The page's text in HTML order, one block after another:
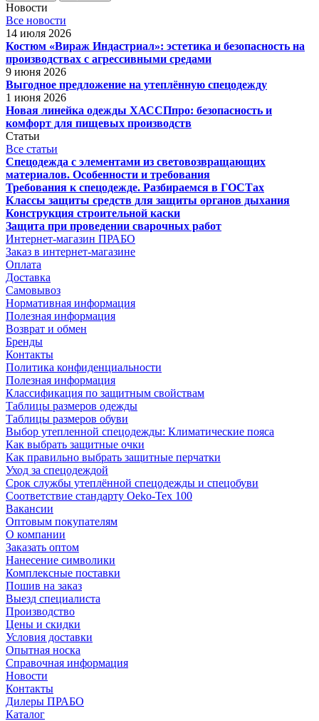
Новости
Все новости
14 июля 2026
Костюм «Вираж Индастриал»: эстетика и безопасность на
производствах с агрессивными средами
9 июня 2026
Выгодное предложение на утеплённую спецодежду
1 июня 2026
Новая линейка одежды ХАССПпро: безопасность и
комфорт для пищевых производств
Статьи
Все статьи
Спецодежда с элементами из световозвращающих
материалов. Особенности и требования
Требования к спецодежде. Разбираемся в ГОСТах
Классы защиты средств для защиты органов дыхания
Конструкция строительной каски
Защита при проведении сварочных работ
Интернет-магазин ПРАБО
Заказ в интернет-магазине
Оплата
Доставка
Самовывоз
Нормативная информация
Полезная информация
Возврат и обмен
Бренды
Контакты
Политика конфиденциальности
Полезная информация
Классификация по защитным свойствам
Таблицы размеров одежды
Таблицы размеров обуви
Выбор утепленной спецодежды: Климатические пояса
Как выбрать защитные очки
Как правильно выбрать защитные перчатки
Уход за спецодеждой
Срок службы утеплённой спецодежды и спецобуви
Соответствие стандарту Oeko-Tex 100
Вакансии
Оптовым покупателям
О компании
Заказать оптом
Нанесение символики
Комплексные поставки
Пошив на заказ
Выезд специалиста
Производство
Цены и скидки
Условия доставки
Опытная носка
Справочная информация
Новости
Контакты
Дилеры ПРАБО
Каталог